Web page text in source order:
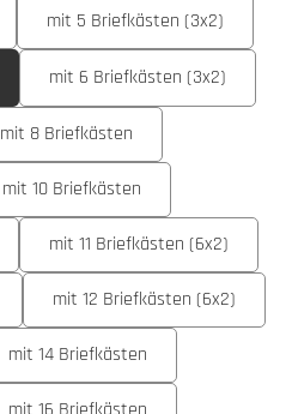
mit 5 Briefkästen (3x2)
mit 6 Briefkästen (3x2)
mit 8 Briefkästen
mit 10 Briefkästen
mit 11 Briefkästen (6x2)
mit 12 Briefkästen (6x2)
mit 14 Briefkästen